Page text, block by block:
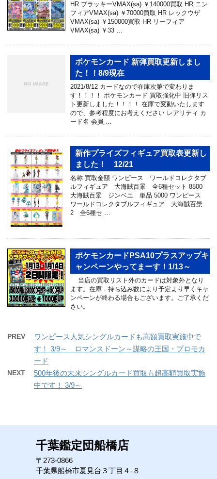
HR ブラッキーVMAX(sa) ￥140000買取 HR ニン
フィアVMAX(sa) ￥70000買取 HR レックウザ
VMAX(sa) ￥150000買取 HR リーフィア
VMAX(sa) ￥33 …
ポケモンカード 新弾買取更新しまし
た！！8/9現在
2021/8/12 カードなので在庫次第で変わりま
す！！！！ ポケモンカード 買取強化中 旧弾リス
ト更新しました！！！！ 在庫で変動いたします
ので、参考程度にお考えください レアリティ カ
ード名 会員 …
新作プライズフィギュア買取表更新し
ました！ 12/21
名称 買取金額 ワンピース ワールドコレクタブ
ルフィギュア 大海賊百景 全6種セット 8800
大海賊百景 ジンベエ 単品 5000 ワンピース
ワールドコレクタブルフィギュア 大海賊百景
2 全6種セ …
ポケモンカードPSA10プラスアップキ
ャンペーンやってまーす！1/13～
当店の買取リスト外のカードは対象外となり
ます。在庫．持ち込み数により予定より早くキャ
ンペーンが終わる場合もございます。ご了承くだ
さい。
PREV
ワンピース人気シングルカードも高額買取実施中で
す！ 3/9～ ロマンスドーン～謀略の王国・プロモカ
ード
NEXT
500年後の未来シングルカード買取も超高額買取実施
中です！ 3/9～
千葉鑑定団船橋店
〒273-0866
千葉県船橋市夏見台３丁目４-８